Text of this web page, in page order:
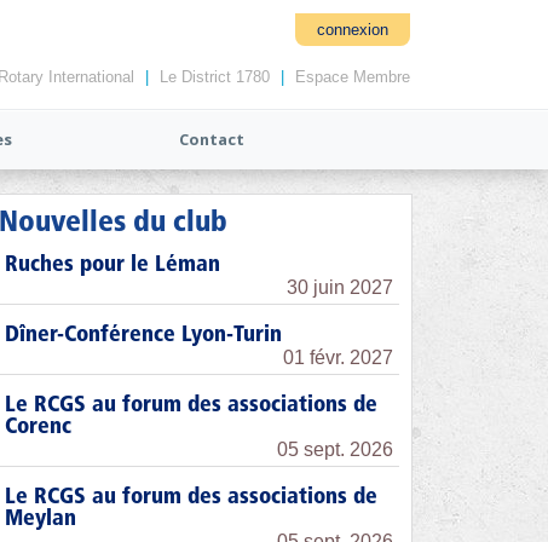
connexion
International Le District 1780 Espace Membre
Contact
Nouvelles du club
Ruches pour le Léman
30 juin 2027
Dîner-Conférence Lyon-Turin
01 févr. 2027
Le RCGS au forum des associations de
Corenc
05 sept. 2026
Le RCGS au forum des associations de
Meylan